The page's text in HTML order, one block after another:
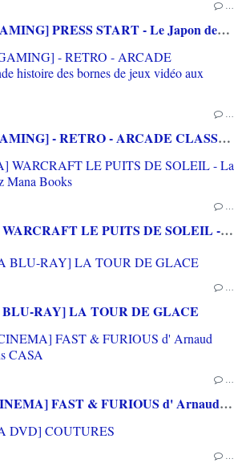
…
[REVUE LIVRE GAMING] PRESS START - Le Japon des jeux vidéo aux éditions NUINUI
…
[REVUE LIVRE GAMING] - RETRO - ARCADE CLASSICS - La grande histoire des bornes de jeux vidéo aux éditions CASA
…
[REVUE MANGA] WARCRAFT LE PUITS DE SOLEIL - La chasse au dragon chez Mana Books
…
RAY] LA TOUR DE GLACE
…
[REVUE LIVRE CINEMA] FAST & FURIOUS d' Arnaud BRIAND aux éditions CASA
…